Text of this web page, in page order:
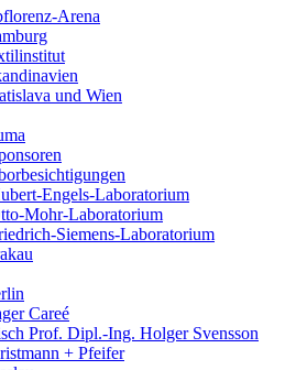
Arena
und Wien
Engels-Laboratorium
Mohr-Laboratorium
Siemens-Laboratorium
Careé
Prof. Dipl.-Ing. Holger Svensson
+ Pfeifer